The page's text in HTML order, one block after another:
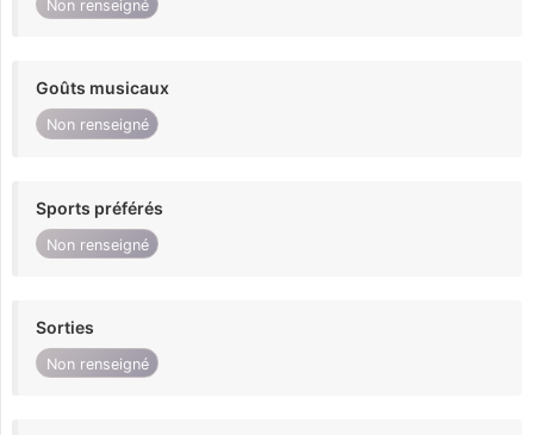
Non renseigné
Goûts musicaux
Non renseigné
Sports préférés
Non renseigné
Sorties
Non renseigné